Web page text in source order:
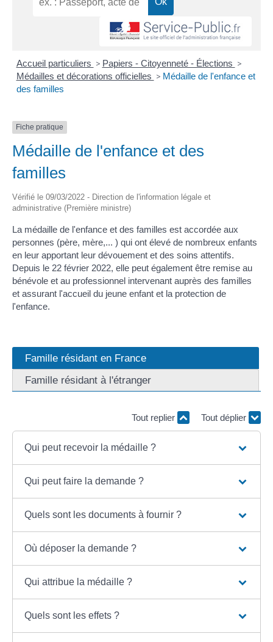
Accueil particuliers > Papiers - Citoyenneté - Élections >
Médailles et décorations officielles > Médaille de l'enfance et
des familles
Fiche pratique
Médaille de l'enfance et des
familles
Vérifié le 09/03/2022 - Direction de l'information légale et
administrative (Première ministre)
La médaille de l'enfance et des familles est accordée aux
personnes (père, mère,... ) qui ont élevé de nombreux enfants
en leur apportant leur dévouement et des soins attentifs.
Depuis le 22 février 2022, elle peut également être remise au
bénévole et au professionnel intervenant auprès des familles
et assurant l'accueil du jeune enfant et la protection de
l'enfance.
Famille résidant en France
Famille résidant à l'étranger
Tout replier Tout déplier
Qui peut recevoir la médaille ?
Qui peut faire la demande ?
Quels sont les documents à fournir ?
Où déposer la demande ?
Qui attribue la médaille ?
Quels sont les effets ?